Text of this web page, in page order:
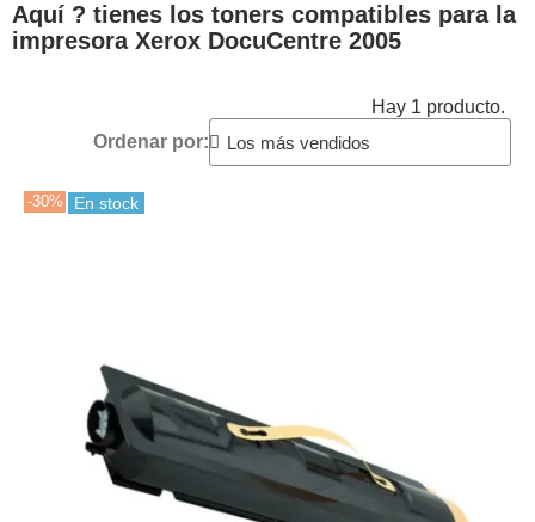
Aquí ? tienes los toners compatibles para la
impresora Xerox DocuCentre 2005
Hay 1 producto.
Ordenar por:
-30% En stock